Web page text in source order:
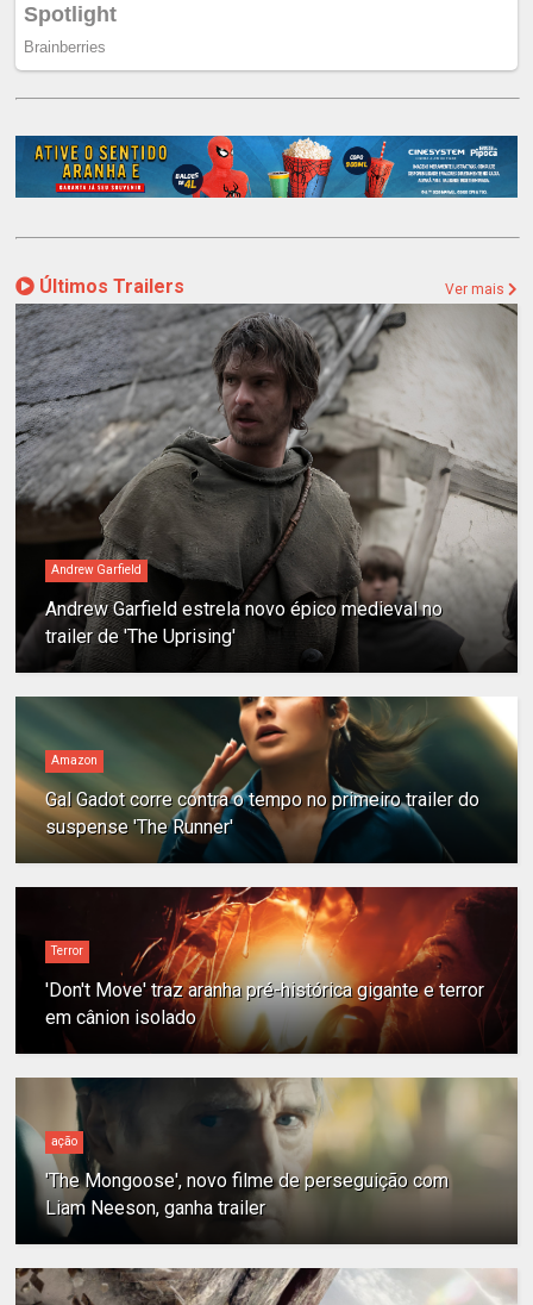
Últimos Trailers Ver mais
Andrew Garfield
Andrew Garfield estrela novo épico medieval no
trailer de 'The Uprising'
Amazon
Gal Gadot corre contra o tempo no primeiro trailer do
suspense 'The Runner'
Terror
'Don't Move' traz aranha pré-histórica gigante e terror
em cânion isolado
ação
'The Mongoose', novo filme de perseguição com
Liam Neeson, ganha trailer